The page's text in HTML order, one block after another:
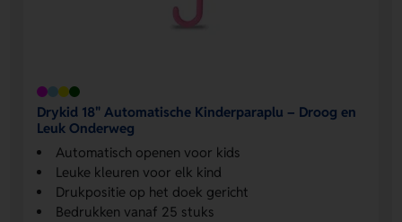
Drykid 18" Automatische Kinderparaplu – Droog en
Leuk Onderweg
Automatisch openen voor kids
Leuke kleuren voor elk kind
Drukpositie op het doek gericht
Bedrukken vanaf 25 stuks